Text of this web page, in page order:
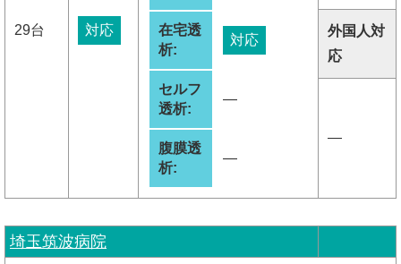
29台 対応
在宅透
析:
対応
セルフ
透析:
―
腹膜透
析:
―
外国人対
応
―
埼玉筑波病院